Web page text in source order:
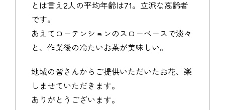
とは言え2人の平均年齢は71。立派な高齢者
です。
あえてローテンションのスローペースで淡々
と、作業後の冷たいお茶が美味しい。
地域の皆さんからご提供いただいたお花、楽
しませていただきます。
ありがとうございます。